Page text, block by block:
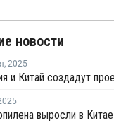
новости
, 2025
выросли в Китае